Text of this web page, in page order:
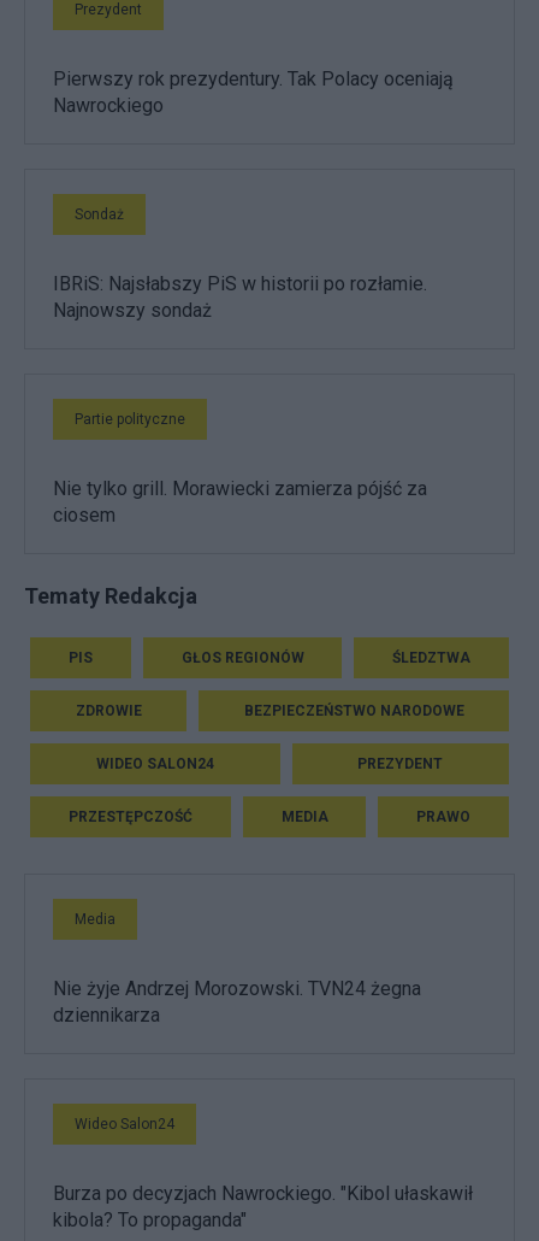
Prezydent
Pierwszy rok prezydentury. Tak Polacy oceniają
Nawrockiego
Sondaż
IBRiS: Najsłabszy PiS w historii po rozłamie.
Najnowszy sondaż
Partie polityczne
Nie tylko grill. Morawiecki zamierza pójść za
ciosem
Tematy Redakcja
PIS GŁOS REGIONÓW ŚLEDZTWA
ZDROWIE BEZPIECZEŃSTWO NARODOWE
WIDEO SALON24 PREZYDENT
PRZESTĘPCZOŚĆ MEDIA PRAWO
Media
Nie żyje Andrzej Morozowski. TVN24 żegna
dziennikarza
Wideo Salon24
Burza po decyzjach Nawrockiego. "Kibol ułaskawił
kibola? To propaganda"